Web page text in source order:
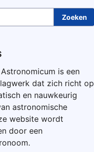
Zoeken
is een
dat zich richt op
en nauwkeurig
astronomische
website wordt
door een